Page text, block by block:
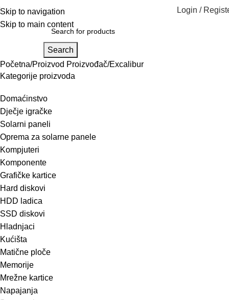
Skip to navigation
Skip to main content
Login /
Search
Početna Proizvod Proizvođač Excalibur
Kategorije proizvoda
Domaćinstvo
Dječje igračke
Solarni paneli
Oprema za solarne panele
Kompjuteri
Komponente
Grafičke kartice
Hard diskovi
HDD ladica
SSD diskovi
Hladnjaci
Kućišta
Matične ploče
Memorije
Mrežne kartice
Napajanja